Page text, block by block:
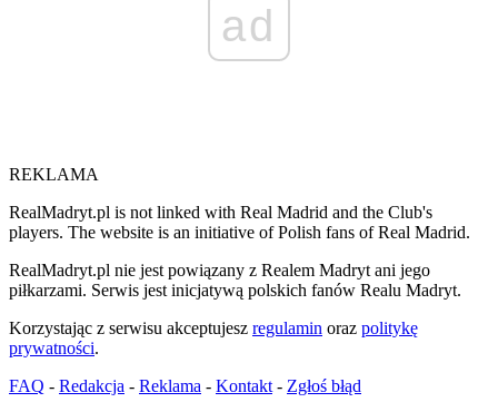
ad
REKLAMA
RealMadryt.pl is not linked with Real Madrid and the Club's
players. The website is an initiative of Polish fans of Real Madrid.
RealMadryt.pl nie jest powiązany z Realem Madryt ani jego
piłkarzami. Serwis jest inicjatywą polskich fanów Realu Madryt.
Korzystając z serwisu akceptujesz regulamin oraz politykę
prywatności.
FAQ - Redakcja - Reklama - Kontakt - Zgłoś błąd